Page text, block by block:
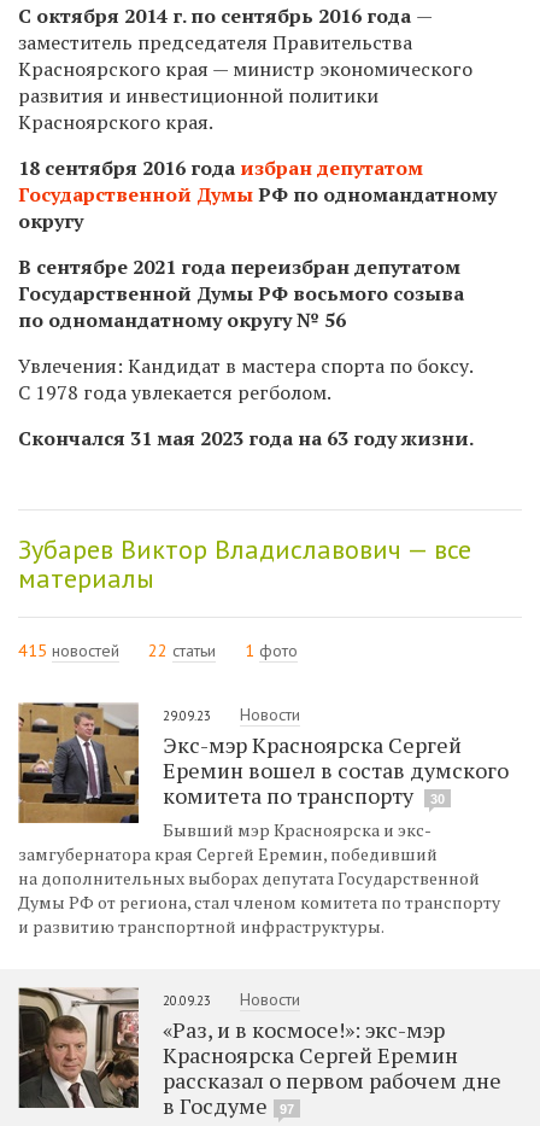
С октября 2014 г. по сентябрь 2016 года —
заместитель председателя Правительства
Красноярского края — министр экономического
развития и инвестиционной политики
Красноярского края.
18 сентября 2016 года избран депутатом
Государственной ДумыРФ по одномандатному
округу
В сентябре 2021 года переизбран депутатом
Государственной Думы РФ восьмого созыва
по одномандатному округу № 56
Увлечения: Кандидат в мастера спорта по боксу.
C 1978 года увлекается регболом.
Скончался 31 мая 2023 года на 63 году жизни.
Зубарев Виктор Владиславович — все
материалы
415 новостей 22 статьи 1 фото
29.09.23 Новости
Экс-мэр Красноярска Сергей
Еремин вошел в состав думского
комитета по транспорту
30
Бывший мэр Красноярска и экс-
замгубернатора края Сергей Еремин, победивший
на дополнительных выборах депутата Государственной
Думы РФ от региона, стал членом комитета по транспорту
и развитию транспортной инфраструктуры.
20.09.23 Новости
«Раз, и в космосе!»: экс-мэр
Красноярска Сергей Еремин
рассказал о первом рабочем дне
в Госдуме
97